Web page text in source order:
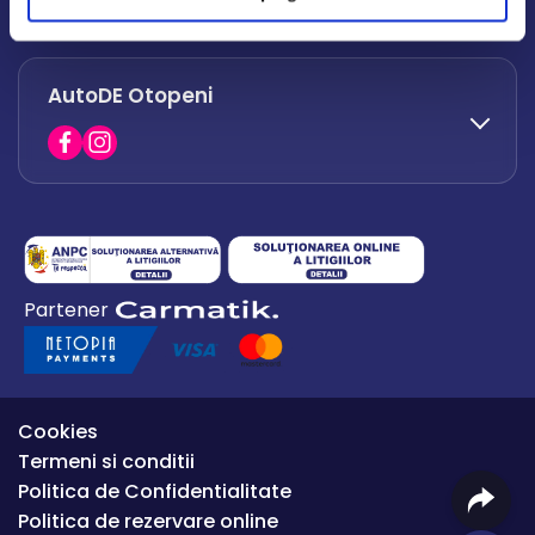
office.afumati@autode.ro
0730 063 852
0730 063 851
AutoDE Otopeni
0754 649 360
office.premium@autode.ro
Partener
Cookies
Termeni si conditii
Politica de Confidentialitate
Politica de rezervare online